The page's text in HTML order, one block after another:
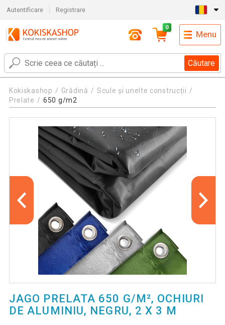
Autentificare Registrare
Căutare
0
Menu
Kokiskashop Grădină
Scule și unelte construcții
Prelate
650 g/m2
JAGO PRELATA 650 G/M², OCHIURI
DE ALUMINIU, NEGRU, 2 X 3 M